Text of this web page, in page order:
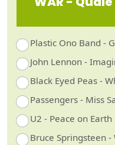
Plastic Ono Band -
John Lennon -
Black Eyed Peas -
Passengers - Miss
U2 - Peace on Earth
Bruce Springsteen -